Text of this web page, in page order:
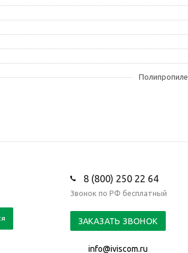
8 (800) 250 22 64
Звонок по РФ бесплатный
ЗАКАЗАТЬ ЗВОНОК
info@iviscom.ru